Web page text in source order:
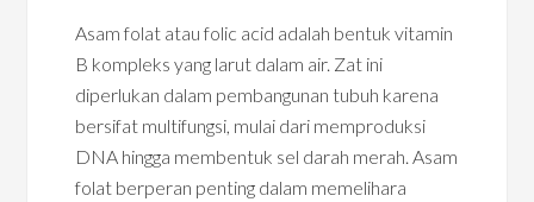
Asam folat atau folic acid adalah bentuk vitamin
B kompleks yang larut dalam air. Zat ini
diperlukan dalam pembangunan tubuh karena
bersifat multifungsi, mulai dari memproduksi
DNA hingga membentuk sel darah merah. Asam
folat berperan penting dalam memelihara